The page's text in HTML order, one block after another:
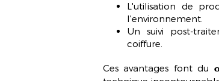
L'utilisation de
l'environnement.
Un suivi post-
coiffure.
Ces avantages font du